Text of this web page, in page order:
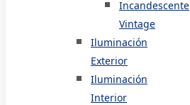
Incandescente
Vintage
Iluminación
Exterior
Iluminación
Interior